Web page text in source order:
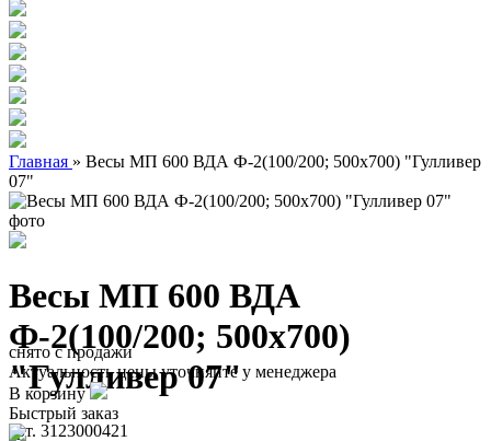
Главная » Весы МП 600 ВДА Ф-2(100/200; 500х700) "Гулливер
07"
Весы МП 600 ВДА
Ф-2(100/200; 500х700)
"Гулливер 07"
арт. 3123000421
снято с продажи
Актуальность цены уточняйте у менеджера
В корзину
Быстрый заказ